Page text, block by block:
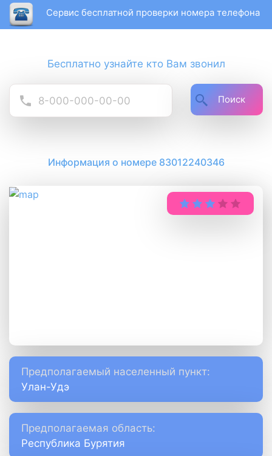
Сервис бесплатной проверки номера телефона
Бесплатно узнайте кто Вам звонил
Поиск
Информация о номере 83012240346
Предполагаемый населенный пункт:
Улан-Удэ
Предполагаемая область:
Республика Бурятия